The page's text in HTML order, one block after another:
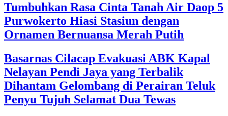
Tumbuhkan Rasa Cinta Tanah Air Daop 5
Purwokerto Hiasi Stasiun dengan
Ornamen Bernuansa Merah Putih
Basarnas Cilacap Evakuasi ABK Kapal
Nelayan Pendi Jaya yang Terbalik
Dihantam Gelombang di Perairan Teluk
Penyu Tujuh Selamat Dua Tewas